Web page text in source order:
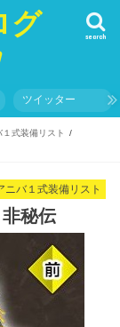
グ
search
ツイッター
１式装備リスト
ニバ１式装備リスト
秘伝